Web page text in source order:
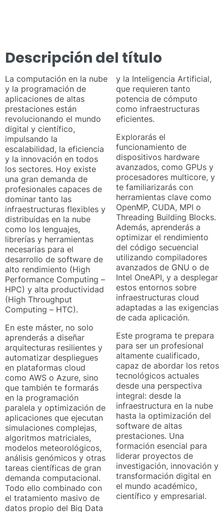
Descripción del título
La computación en la nube
y la programación de
aplicaciones de altas
prestaciones están
revolucionando el mundo
digital y científico,
impulsando la
escalabilidad, la eficiencia
y la innovación en todos
los sectores. Hoy existe
una gran demanda de
profesionales capaces de
dominar tanto las
infraestructuras flexibles y
distribuidas en la nube
como los lenguajes,
librerías y herramientas
necesarias para el
desarrollo de software de
alto rendimiento (High
Performance Computing –
HPC) y alta productividad
(High Throughput
Computing – HTC).
En este máster, no solo
aprenderás a diseñar
arquitecturas resilientes y
automatizar despliegues
en plataformas cloud
como AWS o Azure, sino
que también te formarás
en la programación
paralela y optimización de
aplicaciones que ejecutan
simulaciones complejas,
algoritmos matriciales,
modelos meteorológicos,
análisis genómicos y otras
tareas científicas de gran
demanda computacional.
Todo ello combinado con
el tratamiento masivo de
datos propio del Big Data
y la Inteligencia Artificial,
que requieren tanto
potencia de cómputo
como infraestructuras
eficientes.
Explorarás el
funcionamiento de
dispositivos hardware
avanzados, como GPUs y
procesadores multicore, y
te familiarizarás con
herramientas clave como
OpenMP, CUDA, MPI o
Threading Building Blocks.
Además, aprenderás a
optimizar el rendimiento
del código secuencial
utilizando compiladores
avanzados de GNU o de
Intel OneAPI, y a desplegar
estos entornos sobre
infraestructuras cloud
adaptadas a las exigencias
de cada aplicación.
Este programa te prepara
para ser un profesional
altamente cualificado,
capaz de abordar los retos
tecnológicos actuales
desde una perspectiva
integral: desde la
infraestructura en la nube
hasta la optimización del
software de altas
prestaciones. Una
formación esencial para
liderar proyectos de
investigación, innovación y
transformación digital en
el mundo académico,
científico y empresarial.